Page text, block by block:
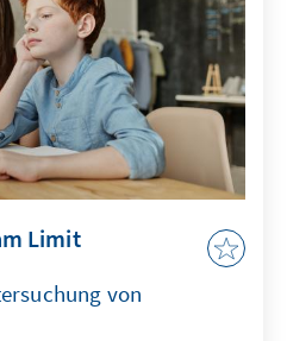
Limit
von